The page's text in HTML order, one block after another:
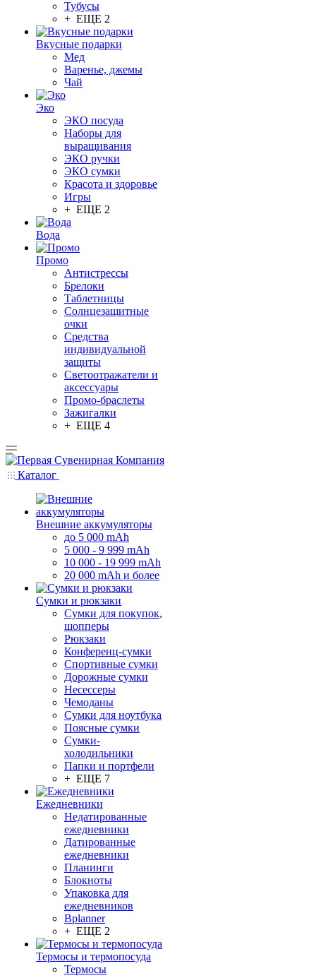
Тубусы
+ ЕЩЕ 2
Вкусные подарки
Мед
Варенье, джемы
Чай
Эко
ЭКО посуда
Наборы для
выращивания
ЭКО ручки
ЭКО сумки
Красота и здоровье
Игры
+ ЕЩЕ 2
Вода
Промо
Антистрессы
Брелоки
Таблетницы
Солнцезащитные
очки
Средства
индивидуальной
защиты
Светоотражатели и
аксессуары
Промо-браслеты
Зажигалки
+ ЕЩЕ 4
Каталог
Внешние аккумуляторы
до 5 000 mAh
5 000 - 9 999 mAh
10 000 - 19 999 mAh
20 000 mAh и более
Сумки и рюкзаки
Сумки для покупок,
шопперы
Рюкзаки
Конференц-сумки
Спортивные сумки
Дорожные сумки
Несессеры
Чемоданы
Сумки для ноутбука
Поясные сумки
Сумки-
холодильники
Папки и портфели
+ ЕЩЕ 7
Ежедневники
Недатированные
ежедневники
Датированные
ежедневники
Планинги
Блокноты
Упаковка для
ежедневников
Bplanner
+ ЕЩЕ 2
Термосы и термопосуда
Термосы